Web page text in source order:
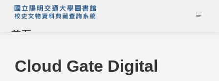
首頁
藏品查詢
Cloud Gate Digital